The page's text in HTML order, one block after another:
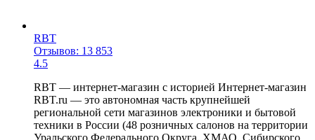
RBT
Отзывов: 13 853
4.5
RBT — интернет-магазин с историей Интернет-магазин
RBT.ru — это автономная часть крупнейшей
региональной сети магазинов электроники и бытовой
техники в России (48 розничных салонов на территории
Уральского Федерального Округа, ХМАО, Сибирского